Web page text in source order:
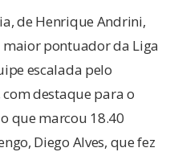
de Henrique Andrini,
pontuador da Liga
escalada pelo
destaque para o
que marcou 18.40
Diego Alves, que fez